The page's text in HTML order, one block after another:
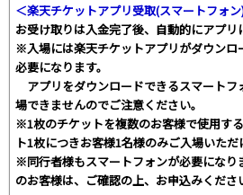
＜楽天チケットアプリ受取(スマートフォ
お受け取りは入金完了後、自動的にアプリ
※入場には楽天チケットアプリがダウンロ
必要になります。
アプリをダウンロードできるスマートフ
場できませんのでご注意ください。
※1枚のチケットを複数のお客様で使用す
ト1枚につきお客様1名様のみご入場いただ
※同行者様もスマートフォンが必要になり
のお客様は、ご確認の上、お申込みくださ